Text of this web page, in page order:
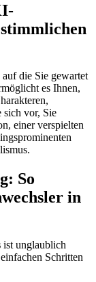
die Sie gewartet
es Ihnen,
sich vor, Sie
einer verspielten
So
in
ist unglaublich
Schritten